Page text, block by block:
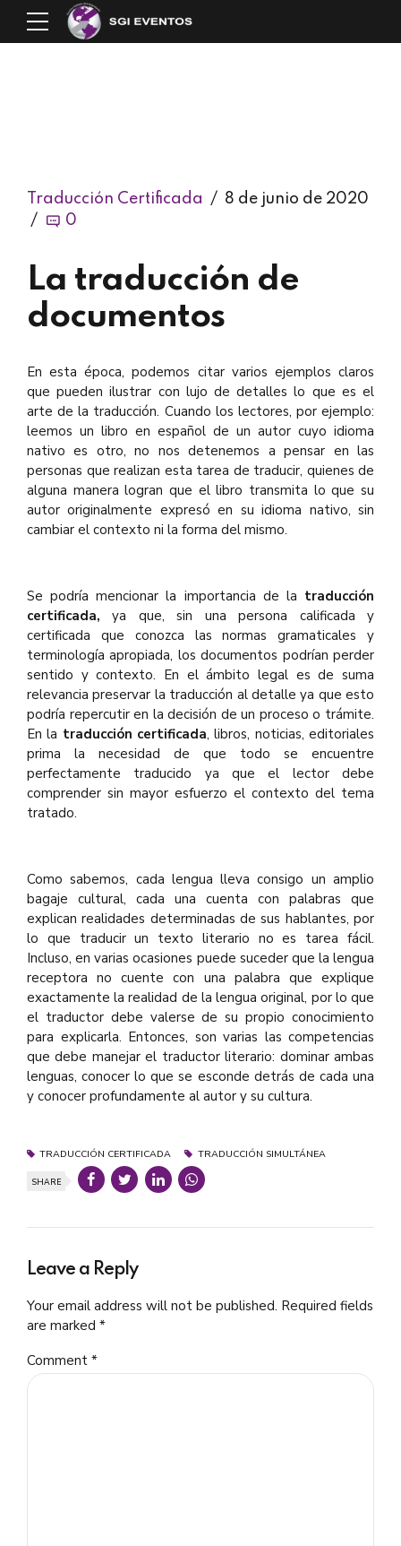
Traducción Certificada
8 de junio de 2020
0
La traducción de
documentos
En esta época, podemos citar varios ejemplos claros
que pueden ilustrar con lujo de detalles lo que es el
arte de la traducción. Cuando los lectores, por ejemplo:
leemos un libro en español de un autor cuyo idioma
nativo es otro, no nos detenemos a pensar en las
personas que realizan esta tarea de traducir, quienes de
alguna manera logran que el libro transmita lo que su
autor originalmente expresó en su idioma nativo, sin
cambiar el contexto ni la forma del mismo.
Se podría mencionar la importancia de la traducción
certificada,ya que, sin una persona calificada y
certificada que conozca las normas gramaticales y
terminología apropiada, los documentos podrían perder
sentido y contexto. En el ámbito legal es de suma
relevancia preservar la traducción al detalle ya que esto
podría repercutir en la decisión de un proceso o trámite.
En la traducción certificada, libros, noticias, editoriales
prima la necesidad de que todo se encuentre
perfectamente traducido ya que el lector debe
comprender sin mayor esfuerzo el contexto del tema
tratado.
Como sabemos, cada lengua lleva consigo un amplio
bagaje cultural, cada una cuenta con palabras que
explican realidades determinadas de sus hablantes, por
lo que traducir un texto literario no es tarea fácil.
Incluso, en varias ocasiones puede suceder que la lengua
receptora no cuente con una palabra que explique
exactamente la realidad de la lengua original, por lo que
el traductor debe valerse de su propio conocimiento
para explicarla. Entonces, son varias las competencias
que debe manejar el traductor literario: dominar ambas
lenguas, conocer lo que se esconde detrás de cada una
y conocer profundamente al autor y su cultura.
TRADUCCIÓN CERTIFICADA TRADUCCIÓN SIMULTÁNEA
SHARE
Leave a Reply
Your email address will not be published. Required fields
are marked *
Comment *